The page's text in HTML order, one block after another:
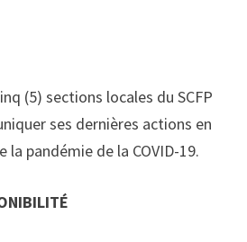
(5) sections locales du SCFP
ses dernières actions en
la pandémie de la COVID-19.
É